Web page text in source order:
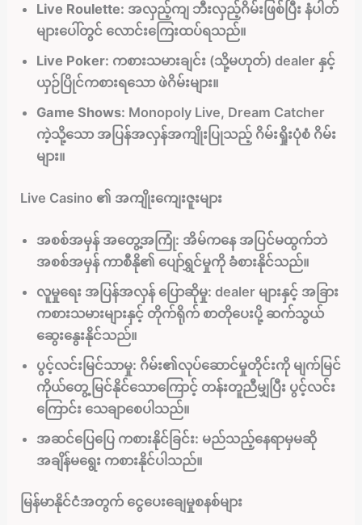
Live Roulette: အလှည့်ကျ ဘီးလှည့်ဂိမ်းဖြစ်ပြီး နံပါတ်
များပေါ်တွင် လောင်းကြေးထပ်ရသည်။
Live Poker: ကစားသမားချင်း (သို့မဟုတ်) dealer နှင့်
ယှဉ်ပြိုင်ကစားရသော ဖဲဂိမ်းများ။
Game Shows: Monopoly Live, Dream Catcher
ကဲ့သို့သော အပြန်အလှန်အကျိုးပြုသည့် ဂိမ်းရှိုးပုံစံ ဂိမ်း
များ။
Live Casino ၏ အကျိုးကျေးဇူးများ
အစစ်အမှန် အတွေ့အကြုံ: အိမ်ကနေ အပြင်မထွက်ဘဲ
အစစ်အမှန် ကာစီနို၏ ပျော်ရွှင်မှုကို ခံစားနိုင်သည်။
လူမှုရေး အပြန်အလှန် ပြောဆိုမှု: dealer များနှင့် အခြား
ကစားသမားများနှင့် တိုက်ရိုက် စာတိုပေးပို့ ဆက်သွယ်
ဆွေးနွေးနိုင်သည်။
ပွင့်လင်းမြင်သာမှု: ဂိမ်း၏လုပ်ဆောင်မှုတိုင်းကို မျက်မြင်
ကိုယ်တွေ့ မြင်နိုင်သောကြောင့် တန်းတူညီမျှပြီး ပွင့်လင်း
ကြောင်း သေချာစေပါသည်။
အဆင်ပြေပြေ ကစားနိုင်ခြင်း: မည်သည့်နေရာမှမဆို
အချိန်မရွေး ကစားနိုင်ပါသည်။
မြန်မာနိုင်ငံအတွက် ငွေပေးချေမှုစနစ်များ